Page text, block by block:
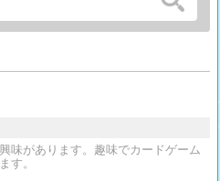
味があります。趣味でカードゲーム
す。